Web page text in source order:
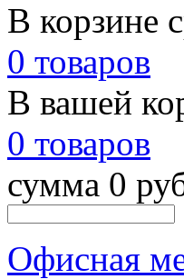
В корзине
0 товаров
В вашей
0 товаров
сумма 0
Офисная